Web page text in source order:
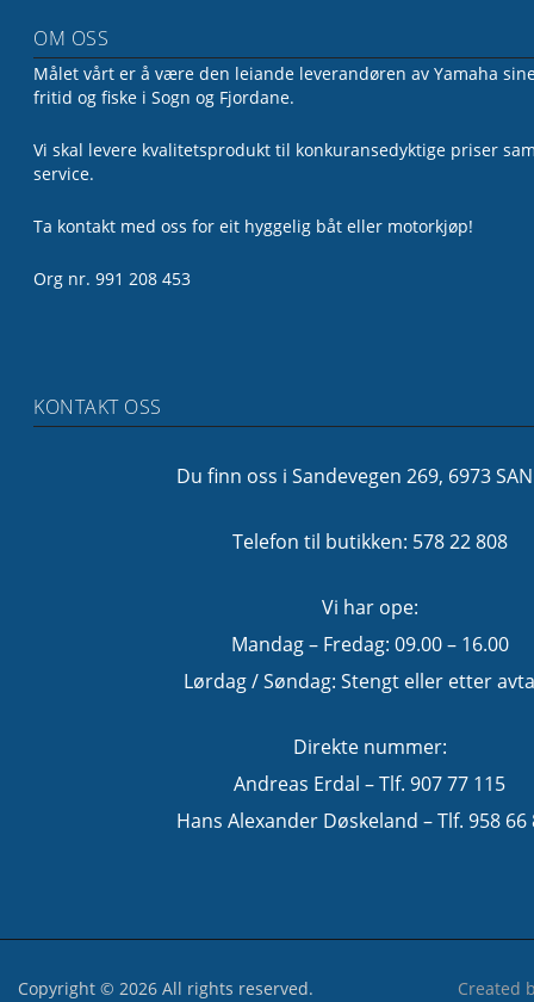
OM OSS
Målet vårt er å være den leiande leverandøren av Yamaha
fritid og fiske i Sogn og Fjordane.
Vi skal levere kvalitetsprodukt til konkuransedyktige priser
service.
Ta kontakt med oss for eit hyggelig båt eller motorkjøp!
Org nr. 991 208 453
KONTAKT OSS
Du finn oss i Sandevegen 269, 6973
Telefon til butikken: 578 22 808
Vi har ope:
Mandag – Fredag: 09.00 – 16.00
Lørdag / Søndag: Stengt eller etter
Direkte nummer:
Andreas Erdal – Tlf. 907 77 115
Hans Alexander Døskeland – Tlf. 958 66
Copyright © 2026 All rights reserved. Created